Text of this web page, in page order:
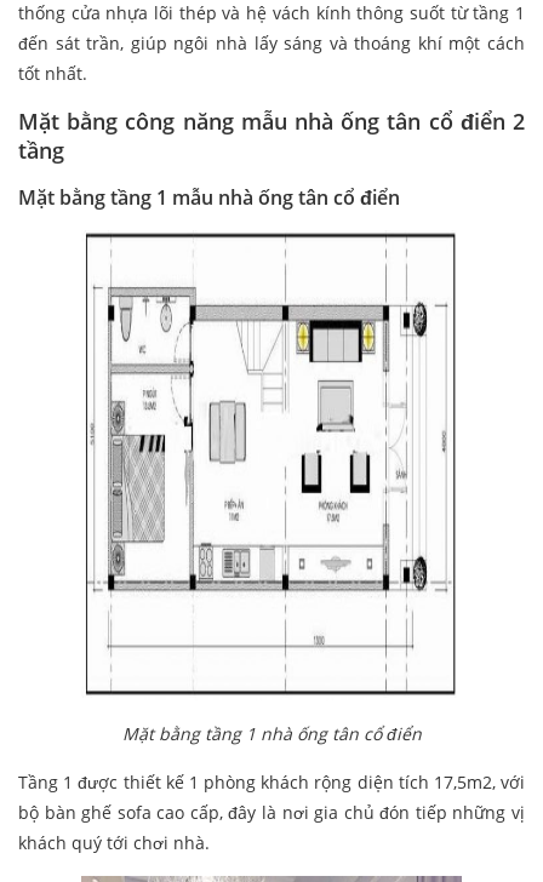
thống cửa nhựa lõi thép và hệ vách kính thông suốt từ tầng 1
đến sát trần, giúp ngôi nhà lấy sáng và thoáng khí một cách
tốt nhất.
Mặt bằng công năng mẫu nhà ống tân cổ điển 2
tầng
Mặt bằng tầng 1 mẫu nhà ống tân cổ điển
Mặt bằng tầng 1 nhà ống tân cổ điển
Tầng 1 được thiết kế 1 phòng khách rộng diện tích 17,5m2, với
bộ bàn ghế sofa cao cấp, đây là nơi gia chủ đón tiếp những vị
khách quý tới chơi nhà.